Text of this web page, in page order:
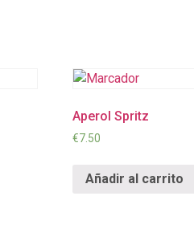
Aperol Spritz
€7.50
Añadir al carrito